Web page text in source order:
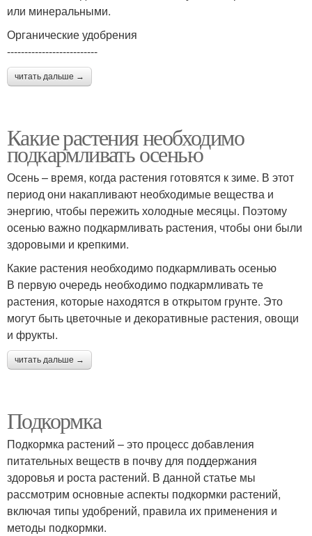
или минеральными.
Органические удобрения
--------------------------
читать дальше →
Какие растения необходимо
подкармливать осенью
Осень – время, когда растения готовятся к зиме. В этот
период они накапливают необходимые вещества и
энергию, чтобы пережить холодные месяцы. Поэтому
осенью важно подкармливать растения, чтобы они были
здоровыми и крепкими.
Какие растения необходимо подкармливать осенью
В первую очередь необходимо подкармливать те
растения, которые находятся в открытом грунте. Это
могут быть цветочные и декоративные растения, овощи
и фрукты.
читать дальше →
Подкормка
Подкормка растений – это процесс добавления
питательных веществ в почву для поддержания
здоровья и роста растений. В данной статье мы
рассмотрим основные аспекты подкормки растений,
включая типы удобрений, правила их применения и
методы подкормки.